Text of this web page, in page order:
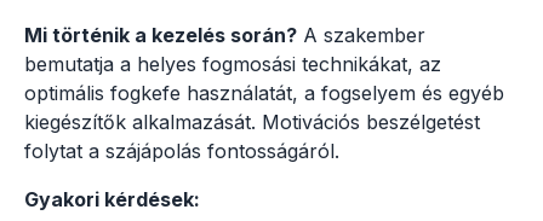
Mi történik a kezelés során? A szakember
bemutatja a helyes fogmosási technikákat, az
optimális fogkefe használatát, a fogselyem és egyéb
kiegészítők alkalmazását. Motivációs beszélgetést
folytat a szájápolás fontosságáról.
Gyakori kérdések: